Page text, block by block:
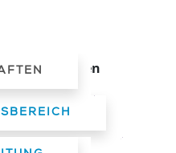
Klebstoffen